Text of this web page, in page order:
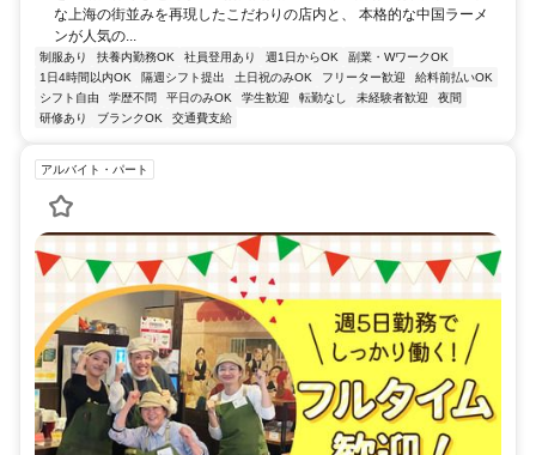
な上海の街並みを再現したこだわりの店内と、 本格的な中国ラーメ
ンが人気の...
制服あり 扶養内勤務OK 社員登用あり 週1日からOK
副業・WワークOK
1日4時間以内OK
隔週シフト提出 土日祝のみOK フリーター歓迎
給料前払いOK
シフト自由
学歴不問 平日のみOK 学生歓迎 転勤なし 未経験者歓迎
夜間
研修あり
ブランクOK 交通費支給
アルバイト・パート